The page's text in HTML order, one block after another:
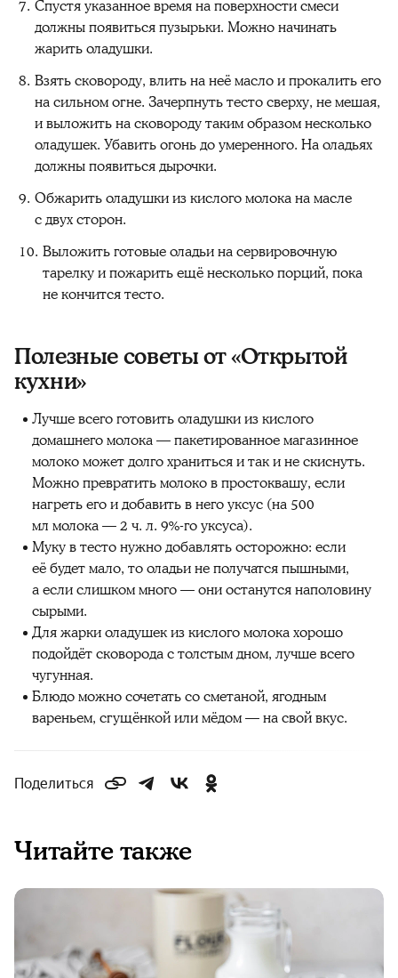
Спустя указанное время на поверхности смеси
должны появиться пузырьки. Можно начинать
жарить оладушки.
Взять сковороду, влить на неё масло и прокалить его
на сильном огне. Зачерпнуть тесто сверху, не мешая,
и выложить на сковороду таким образом несколько
оладушек. Убавить огонь до умеренного. На оладьях
должны появиться дырочки.
Обжарить оладушки из кислого молока на масле
с двух сторон.
Выложить готовые оладьи на сервировочную
тарелку и пожарить ещё несколько порций, пока
не кончится тесто.
Полезные советы от «Открытой
кухни»
Лучше всего готовить оладушки из кислого
домашнего молока — пакетированное магазинное
молоко может долго храниться и так и не скиснуть.
Можно превратить молоко в простоквашу, если
нагреть его и добавить в него уксус (на 500
мл молока — 2 ч. л. 9%-го уксуса).
Муку в тесто нужно добавлять осторожно: если
её будет мало, то оладьи не получатся пышными,
а если слишком много — они останутся наполовину
сырыми.
Для жарки оладушек из кислого молока хорошо
подойдёт сковорода с толстым дном, лучше всего
чугунная.
Блюдо можно сочетать со сметаной, ягодным
вареньем, сгущёнкой или мёдом — на свой вкус.
Поделиться
Читайте также